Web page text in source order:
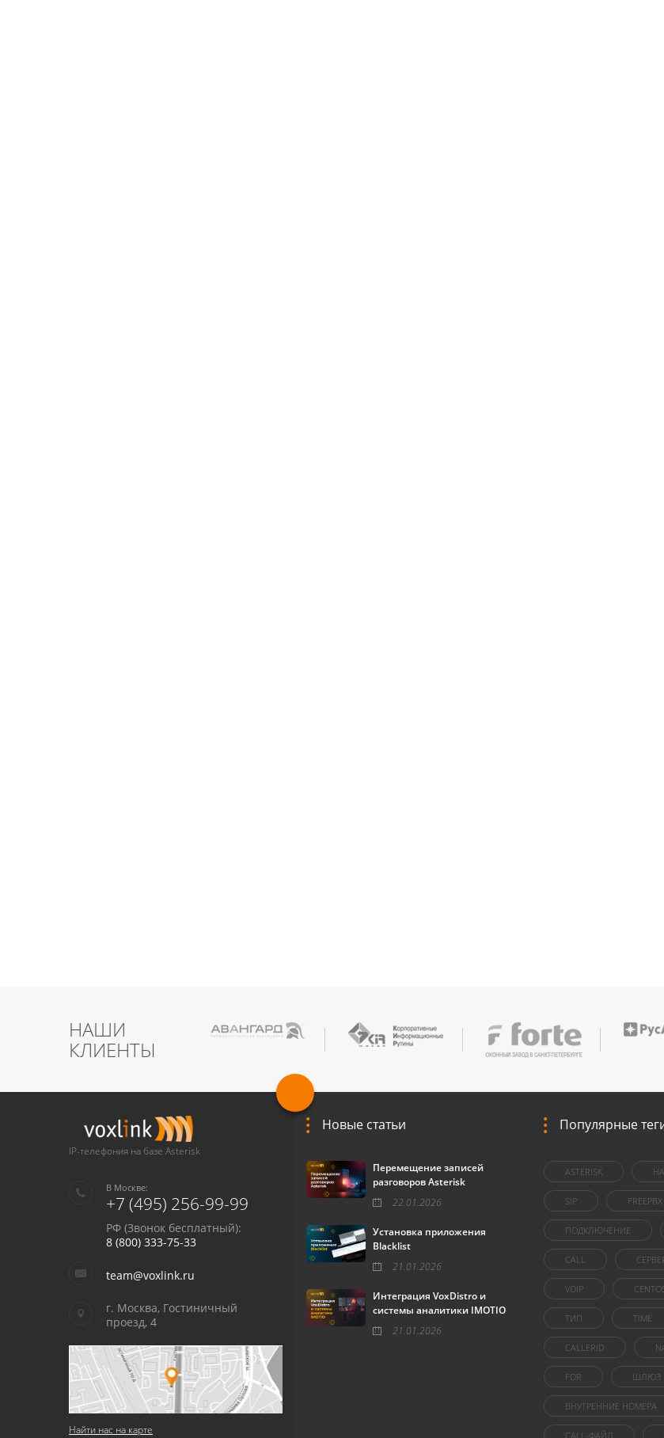
НАШИ
КЛИЕНТЫ
IP-телефония на базе Asterisk
В Москве:
+7 (495) 256-99-99
РФ (Звонок бесплатный):
8 (800) 333-75-33
team@voxlink.ru
г. Москва, Гостиничный
проезд, 4
Найти нас на карте
Новые статьи
Перемещение записей
разговоров Asterisk
22.01.2026
Установка приложения
Blacklist
21.01.2026
Интеграция VoxDistro и
системы аналитики IMOTIO
21.01.2026
Популярные
ASTERISK
SIP FREEPBX
ПОДКЛЮЧЕНИЕ
CALL
VOIP
ТИП TIME
CALLERID
FOR ШЛЮЗ
ВНУТРЕННИЕ НОМЕРА
CALL-ФАЙЛ